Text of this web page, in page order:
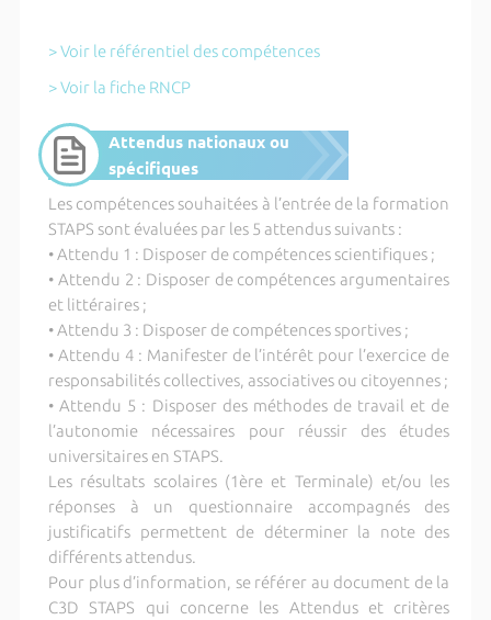
> Voir le référentiel des compétences
> Voir la fiche RNCP
Attendus nationaux ou
spécifiques
Les compétences souhaitées à l’entrée de la formation
STAPS sont évaluées par les 5 attendus suivants :
• Attendu 1 : Disposer de compétences scientifiques ;
• Attendu 2 : Disposer de compétences argumentaires
et littéraires ;
• Attendu 3 : Disposer de compétences sportives ;
• Attendu 4 : Manifester de l’intérêt pour l’exercice de
responsabilités collectives, associatives ou citoyennes ;
• Attendu 5 : Disposer des méthodes de travail et de
l’autonomie nécessaires pour réussir des études
universitaires en STAPS.
Les résultats scolaires (1ère et Terminale) et/ou les
réponses à un questionnaire accompagnés des
justificatifs permettent de déterminer la note des
différents attendus.
Pour plus d’information, se référer au document de la
C3D STAPS qui concerne les Attendus et critères